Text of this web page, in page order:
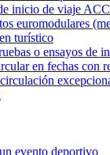
inicio de viaje ACC
euromodulares
turístico
o ensayos de
en fechas con
evento deportivo